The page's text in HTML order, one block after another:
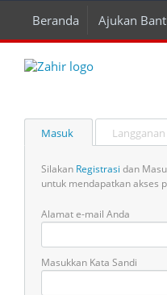
Beranda Ajukan
Masuk Langganan
Silakan Registrasi dan
untuk mendapatkan akses
Alamat e-mail Anda
Masukkan Kata Sandi